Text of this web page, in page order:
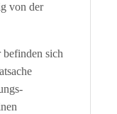
von der
befinden sich